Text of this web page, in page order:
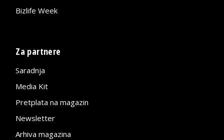
Bizlife Week
Za partnere
Saradnja
Media Kit
Pretplata na magazin
Newsletter
Arhiva magazina